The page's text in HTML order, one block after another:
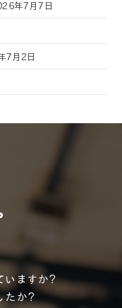
年7月7日
7月2日
いますか？
たか？